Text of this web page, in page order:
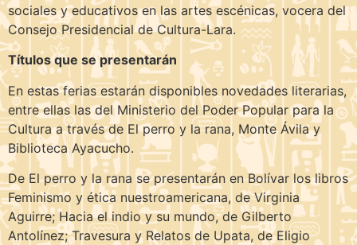
sociales y educativos en las artes escénicas, vocera del
Consejo Presidencial de Cultura-Lara.
Títulos que se presentarán
En estas ferias estarán disponibles novedades literarias,
entre ellas las del Ministerio del Poder Popular para la
Cultura a través de El perro y la rana, Monte Ávila y
Biblioteca Ayacucho.
De El perro y la rana se presentarán en Bolívar los libros
Feminismo y ética nuestroamericana, de Virginia
Aguirre; Hacia el indio y su mundo, de Gilberto
Antolínez; Travesura y Relatos de Upata, de Eligio